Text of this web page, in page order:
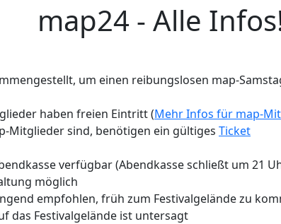
map24 - Alle
um einen reibungslosen map-
haben freien Eintritt (Mehr Infos für map-
Mitglieder sind, benötigen ein gültiges Ticket
verfügbar (Abendkasse schließt um 21
möglich
empfohlen, früh zum Festivalgelände zu
das Festivalgelände ist untersagt